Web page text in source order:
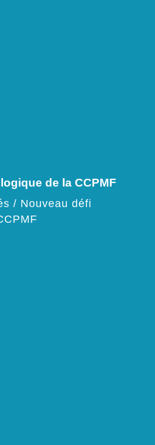
de la CCPMF
/ Nouveau défi